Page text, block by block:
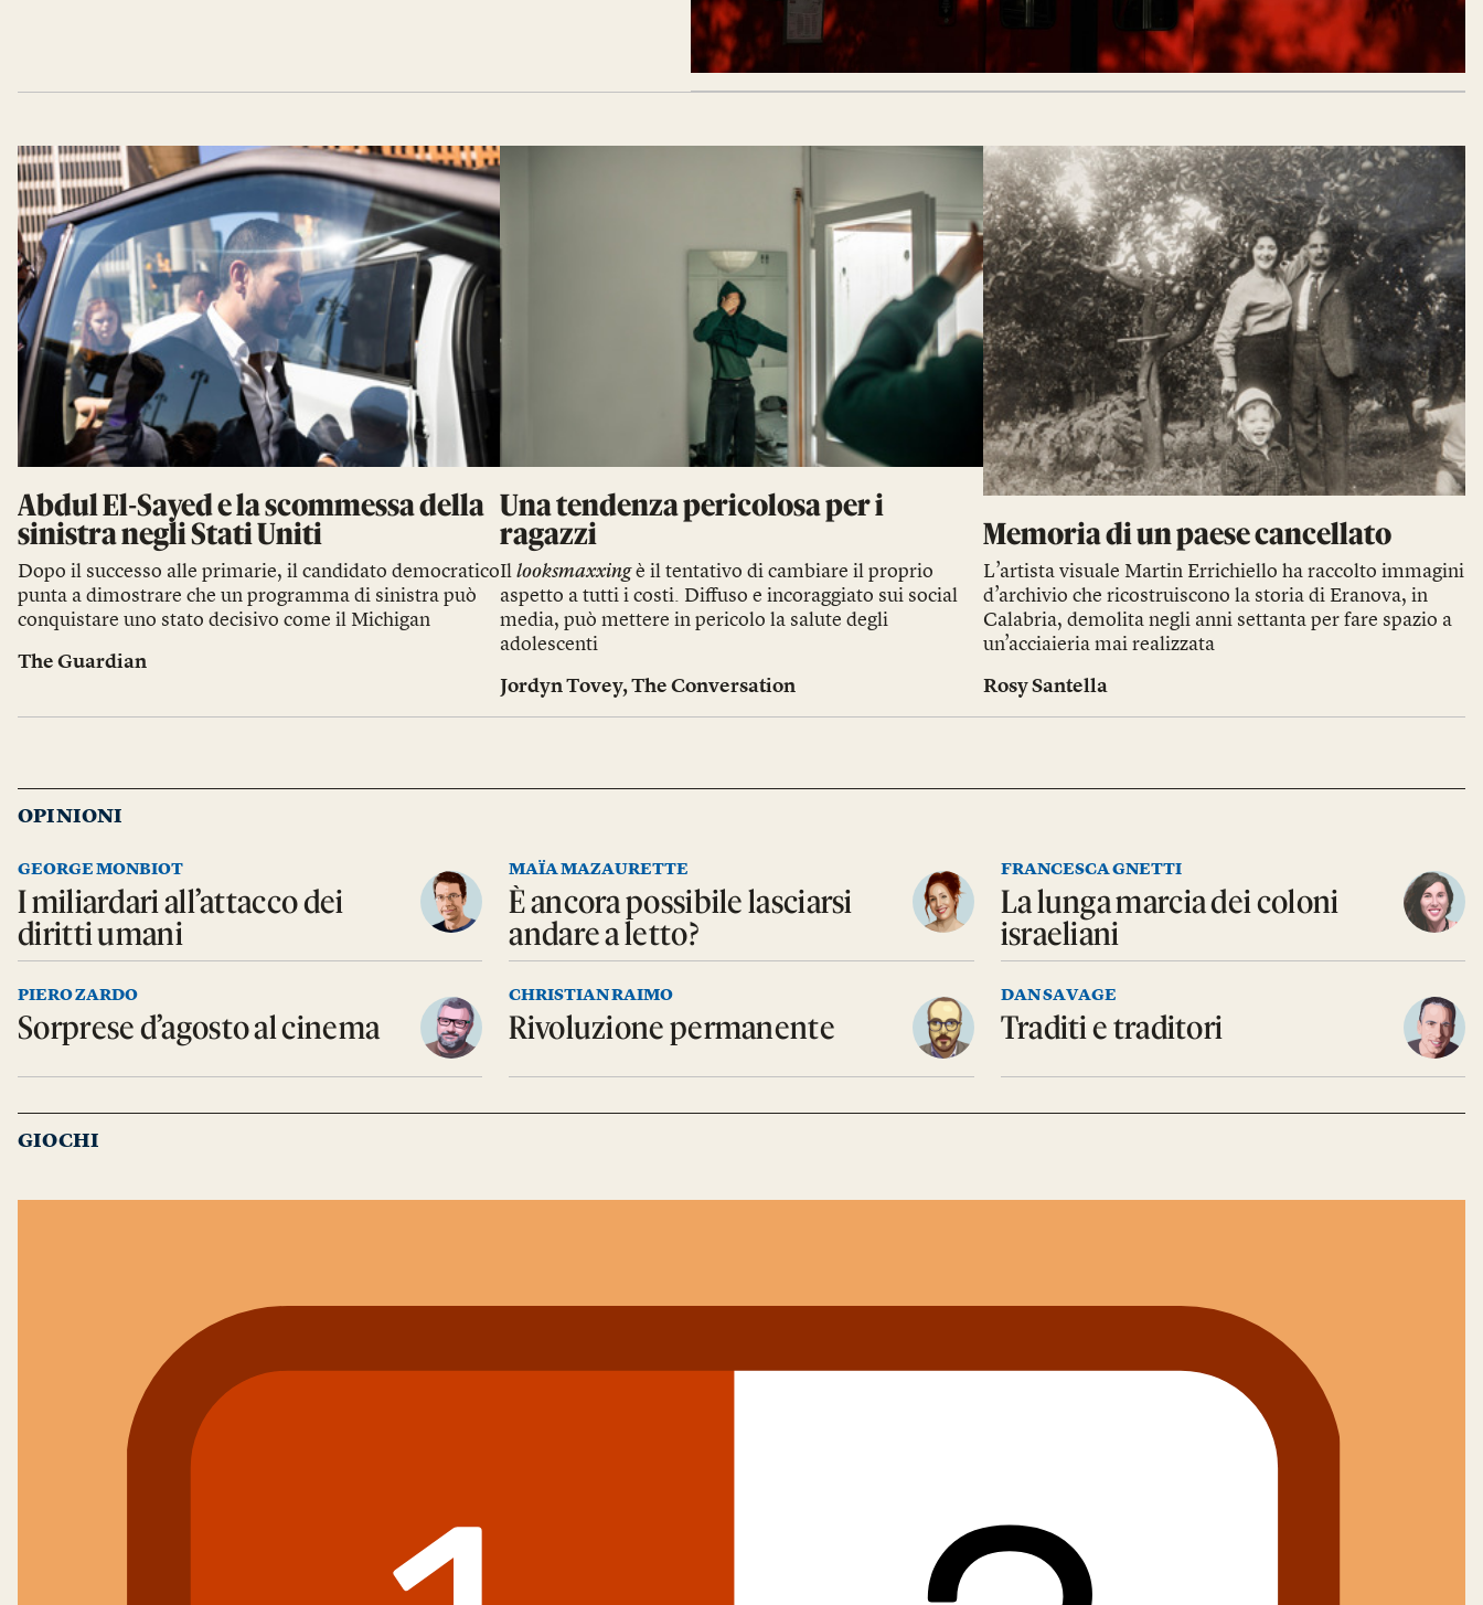
Abdul El-Sayed e la scommessa della
sinistra negli Stati Uniti
Dopo il successo alle primarie, il candidato democratico
punta a dimostrare che un programma di sinistra può
conquistare uno stato decisivo come il Michigan
The Guardian
Una tendenza pericolosa per i
ragazzi
Illooksmaxxingè il tentativo di cambiare il proprio
aspetto a tutti i costi. Diffuso e incoraggiato sui social
media, può mettere in pericolo la salute degli
adolescenti
Jordyn Tovey,The Conversation
Memoria di un paese cancellato
L’artista visuale Martin Errichiello ha raccolto immagini
d’archivio che ricostruiscono la storia di Eranova, in
Calabria, demolita negli anni settanta per fare spazio a
un’acciaieria mai realizzata
Rosy Santella
OPINIONI
GEORGE MONBIOT
I miliardari all’attacco dei
diritti umani
MAÏA MAZAURETTE
È ancora possibile lasciarsi
andare a letto?
FRANCESCA GNETTI
La lunga marcia dei coloni
israeliani
PIERO ZARDO
Sorprese d’agosto al cinema
CHRISTIAN RAIMO
Rivoluzione permanente
DAN SAVAGE
Traditi e traditori
GIOCHI